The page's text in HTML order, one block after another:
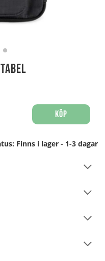
Köp
Finns i lager - 1-3 dagar